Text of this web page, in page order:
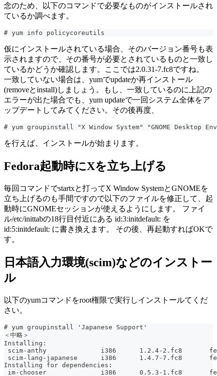
念のため、以下のコマンドで必要なものがインストールされ
ているか調べます。
# yum info policycoreutils
仮にインストールされている場合、そのバージョン番号も表
示されますので、その番号が必要とされているものと一致し
ているかどうか確認します。ここでは2.0.31-7.fc8ですね。
一致していない場合は、yumでupdateか再インストール
(removeとinstall)しましょう。もし、一致しているのに上記の
エラーが出た場合でも、yum updateで一回システム全体をア
ップデートしてみてください。その後再度、
# yum groupinstall "X Window System" "GNOME Desktop
を行えば、インストールが始まります。
Fedora起動時にXを立ち上げる
毎回コマンドでstartxと打ってX Window SystemとGNOMEを
立ち上げるのも手間ですので以下のファイルを修正して、起
動時にGNOMEセッションが使えるようにします。 ファイ
ル/etc/inittabの18行目付近にある id:3:initdefault: を
id:5:initdefault: に書き換えます。 その後、再起動すればOKで
す。
日本語入力環境(scim)などのインストー
ル
以下のyumコマンドをroot権限で実行しインストールてくだ
さい。
# yum groupinstall 'Japanese Support'
＜中略＞
Installing:
scim-anthy              i386      1.2.4-2.fc8
scim-lang-japanese      i386      1.4.7-7.fc8
Installing for dependencies:
im-chooser              i386      0.5.3-1.fc8